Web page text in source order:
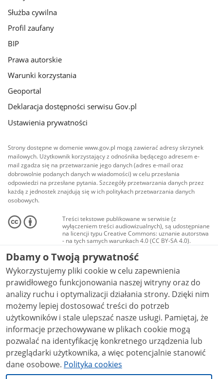
Służba cywilna
Profil zaufany
BIP
Prawa autorskie
Warunki korzystania
Geoportal
Deklaracja dostępności serwisu Gov.pl
Ustawienia prywatności
Strony dostępne w domenie www.gov.pl mogą zawierać adresy skrzynek
mailowych. Użytkownik korzystający z odnośnika będącego adresem e-
mail zgadza się na przetwarzanie jego danych (adres e-mail oraz
dobrowolnie podanych danych w wiadomości) w celu przesłania
odpowiedzi na przesłane pytania. Szczegóły przetwarzania danych przez
każdą z jednostek znajdują się w ich politykach przetwarzania danych
osobowych.
Treści tekstowe publikowane w serwisie (z
wyłączeniem treści audiowizualnych), są udostępniane
na licencji typu Creative Commons: uznanie autorstwa
- na tych samych warunkach 4.0 (CC BY-SA 4.0).
Materiały audiowizualne, w tym zdjęcia, materiały
audio i wideo, są udostępniane na licencji typu
Creative Commons: uznanie autorstwa użycie
niekomercyjne - bez utworów zależnych 4.0 (CC BY-
NC-ND 4.0), o ile nie jest to stwierdzone inaczej.
Dbamy o Twoją prywatność
Wykorzystujemy pliki cookie w celu zapewnienia
prawidłowego funkcjonowania naszej witryny oraz do
analizy ruchu i optymalizacji działania strony. Dzięki nim
możemy lepiej dostosować treści do potrzeb
użytkowników i stale ulepszać nasze usługi. Pamiętaj, że
informacje przechowywane w plikach cookie mogą
pozwalać na identyfikację konkretnego urządzenia lub
przeglądarki użytkownika, a więc potencjalnie stanowić
dane osobowe. Polityka cookies